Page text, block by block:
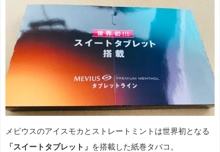
メビウスのアイスモカとストレートミントは世界初となる
「スイートタブレット」
を搭載した紙巻タバコ。